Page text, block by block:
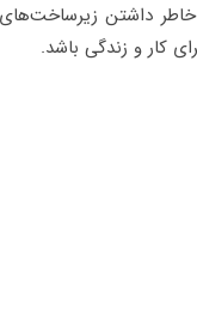
داشتن
کار و زندگی باشد.